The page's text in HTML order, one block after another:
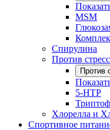
MSM
Спирулина
Против
Против
5-HTP
Хлорелла и
Спортивное